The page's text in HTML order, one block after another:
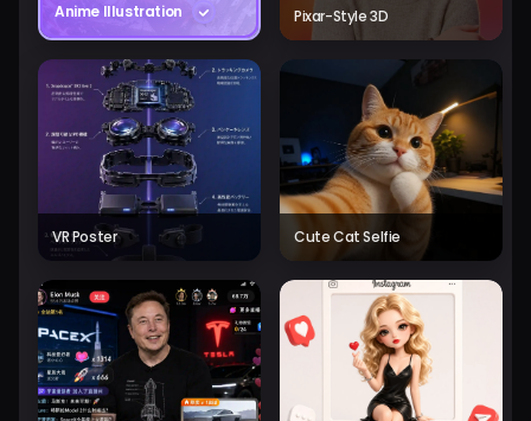
Anime Illustration Pixar-Style 3D
VR Poster Cute Cat Selfie